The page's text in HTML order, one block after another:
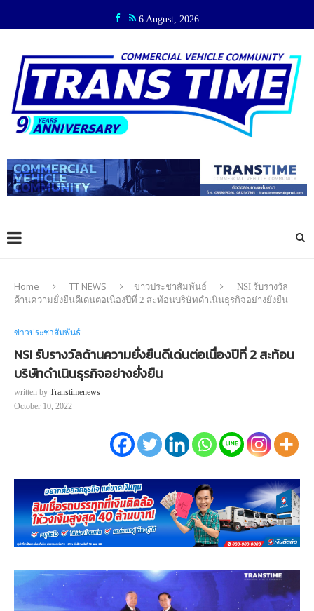
6 August, 2026
Home TT NEWS ข่าวประชาสัมพันธ์
NSI รับรางวัล
ด้านความยั่งยืนดีเด่นต่อเนื่องปีที่ 2 สะท้อนบริษัทดำเนินธุรกิจอย่างยั่งยืน
ข่าวประชาสัมพันธ์
NSI รับรางวัลด้านความยั่งยืนดีเด่นต่อเนื่องปีที่ 2 สะท้อน
บริษัทดำเนินธุรกิจอย่างยั่งยืน
written by Transtimenews
October 10, 2022